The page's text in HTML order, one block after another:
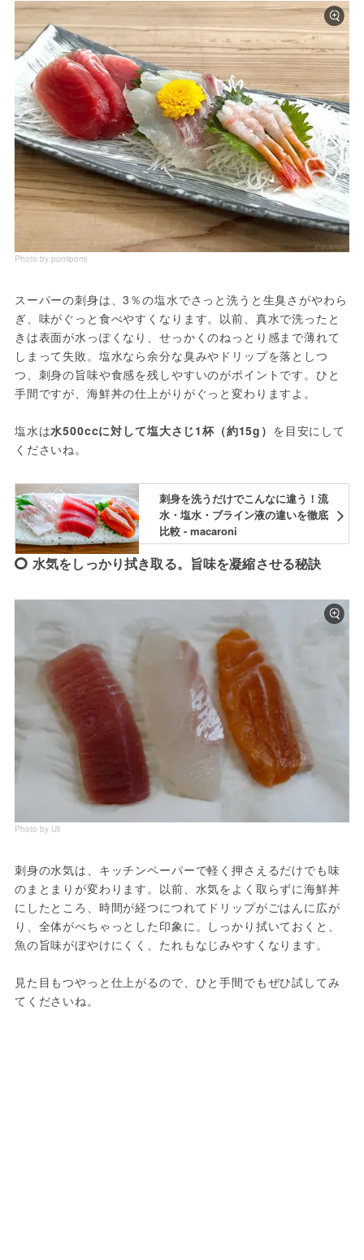
Photo by pomipomi
スーパーの刺身は、3％の塩水でさっと洗うと生臭さがやわら
ぎ、味がぐっと食べやすくなります。以前、真水で洗ったと
きは表面が水っぽくなり、せっかくのねっとり感まで薄れて
しまって失敗。塩水なら余分な臭みやドリップを落としつ
つ、刺身の旨味や食感を残しやすいのがポイントです。ひと
手間ですが、海鮮丼の仕上がりがぐっと変わりますよ。
塩水は水500ccに対して塩大さじ1杯（約15g） を目安にして
くださいね。
刺身を洗うだけでこんなに違う！流
水・塩水・ブライン液の違いを徹底
比較 - macaroni
水気をしっかり拭き取る。旨味を凝縮させる秘訣
Photo by Uli
刺身の水気は、キッチンペーパーで軽く押さえるだけでも味
のまとまりが変わります。以前、水気をよく取らずに海鮮丼
にしたところ、時間が経つにつれてドリップがごはんに広が
り、全体がべちゃっとした印象に。しっかり拭いておくと、
魚の旨味がぼやけにくく、たれもなじみやすくなります。
見た目もつやっと仕上がるので、ひと手間でもぜひ試してみ
てくださいね。